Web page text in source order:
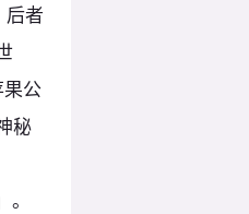
后者
公
秘